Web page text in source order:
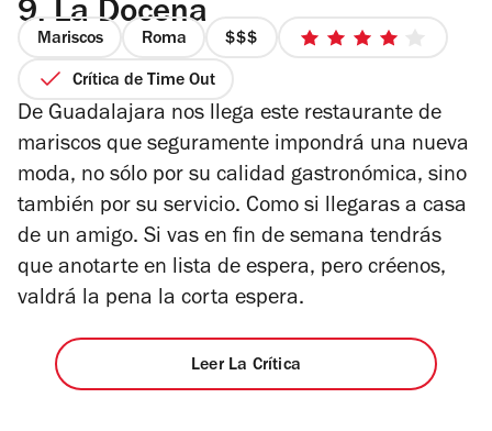
9. La Docena
Mariscos Roma
precio
de
4
4
Crítica de Time Out
De Guadalajara nos llega este restaurante de
mariscos que seguramente impondrá una nueva
moda, no sólo por su calidad gastronómica, sino
también por su servicio. Como si llegaras a casa
de un amigo. Si vas en fin de semana tendrás
que anotarte en lista de espera, pero créenos,
valdrá la pena la corta espera.
Leer La Crítica